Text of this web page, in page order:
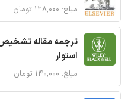
مبلغ: ۱۲۸,۰۰۰ تومان
ترجمه مقاله تشخیص
استوار
مبلغ: ۱۴۰,۰۰۰ تومان